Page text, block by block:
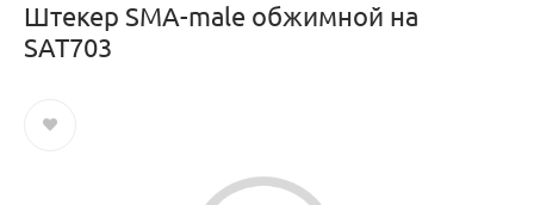
Штекер SMA-male обжимной на
SAT703